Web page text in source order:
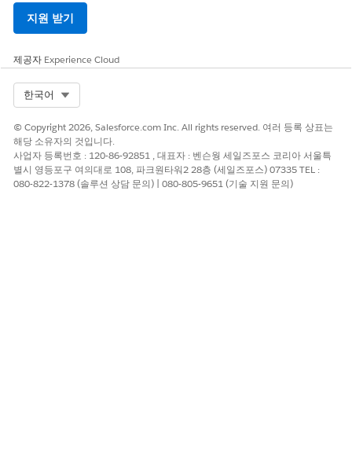
구축된 에이전트 템플릿을 실행합니다. 처리 담당자 및 직원은
소싱 에이전트와 같은 전문 도구와 상호 작용하여 하드웨어 할
IT 하드웨어 자산 관리 전제 조건
IT 하드웨어 자산 관리 워크플로
지원 받기
제공자 Experience Cloud
한국어
© Copyright 2026, Salesforce.com Inc. All rights reserved. 여러 등록 상표는
해당 소유자의 것입니다.
사업자 등록번호 : 120-86-92851 , 대표자 : 벤슨웡 세일즈포스 코리아 서울특
별시 영등포구 여의대로 108, 파크원타워2 28층 (세일즈포스) 07335 TEL :
080-822-1378 (솔루션 상담 문의) | 080-805-9651 (기술 지원 문의)